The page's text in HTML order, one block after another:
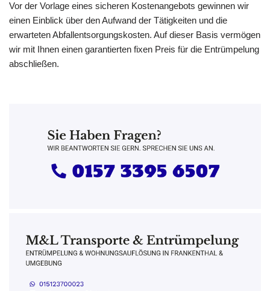
Vor der Vorlage eines sicheren Kostenangebots gewinnen wir
einen Einblick über den Aufwand der Tätigkeiten und die
erwarteten Abfallentsorgungskosten. Auf dieser Basis vermögen
wir mit Ihnen einen garantierten fixen Preis für die Entrümpelung
abschließen.